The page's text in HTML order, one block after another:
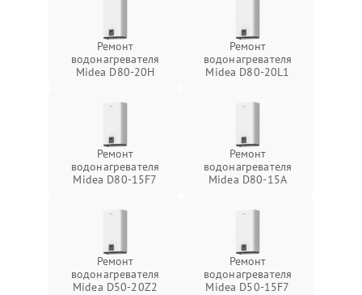
Ремонт
водонагревателя
Midea D80-20Н
Ремонт
водонагревателя
Midea D80-20L1
Ремонт
водонагревателя
Midea D80-15F7
Ремонт
водонагревателя
Midea D80-15A
Ремонт
водонагревателя
Midea D50-20Z2
Ремонт
водонагревателя
Midea D50-15F7